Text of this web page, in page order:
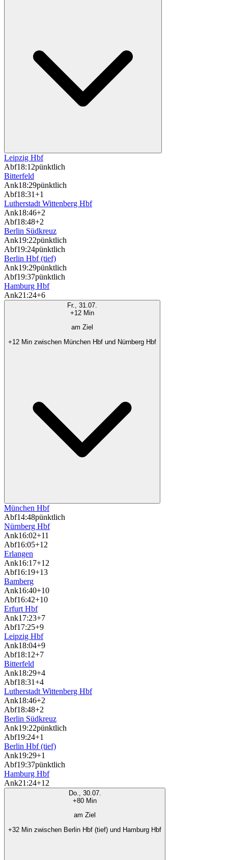
Leipzig Hbf
Abf18:12pünktlich
Bitterfeld
Ank18:29pünktlich
Abf18:31+1
Lutherstadt Wittenberg Hbf
Ank18:46+2
Abf18:48+2
Berlin Südkreuz
Ank19:22pünktlich
Abf19:24pünktlich
Berlin Hbf (tief)
Ank19:29pünktlich
Abf19:37pünktlich
Hamburg Hbf
Ank21:24+6
Fr., 31.07.
+12 Min
am Ziel
+12 Min zwischen München Hbf und Nürnberg Hbf
München Hbf
Abf14:48pünktlich
Nürnberg Hbf
Ank16:02+11
Abf16:05+12
Erlangen
Ank16:17+12
Abf16:19+13
Bamberg
Ank16:40+10
Abf16:42+10
Erfurt Hbf
Ank17:23+7
Abf17:25+9
Leipzig Hbf
Ank18:04+9
Abf18:12+7
Bitterfeld
Ank18:29+4
Abf18:31+4
Lutherstadt Wittenberg Hbf
Ank18:46+2
Abf18:48+2
Berlin Südkreuz
Ank19:22pünktlich
Abf19:24+1
Berlin Hbf (tief)
Ank19:29+1
Abf19:37pünktlich
Hamburg Hbf
Ank21:24+12
Do., 30.07.
+80 Min
am Ziel
+32 Min zwischen Berlin Hbf (tief) und Hamburg Hbf